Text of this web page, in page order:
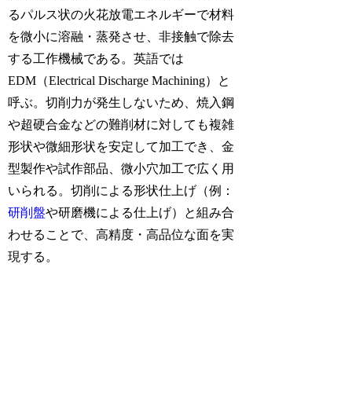
るパルス状の火花放電エネルギーで材料
を微小に溶融・蒸発させ、非接触で除去
する工作機械である。英語では
EDM（Electrical Discharge Machining）と
呼ぶ。切削力が発生しないため、焼入鋼
や超硬合金などの難削材に対しても複雑
形状や微細形状を安定して加工でき、金
型製作や試作部品、微小穴加工で広く用
いられる。切削による形状仕上げ（例：
研削盤や研磨機による仕上げ）と組み合
わせることで、高精度・高品位な面を実
現する。